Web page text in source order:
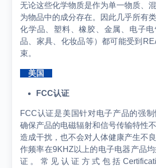
无论这些化学物质是作为单一物质、
为物品中的成分存在。因此几乎所有
化学品、塑料、橡胶、金属、电子
品、家具、化妆品等）都可能受到
束。
美国
FCC认证
FCC认证是美国针对电子产品的强
确保产品的电磁辐射和信号传输特性
造成干扰，也不会对人体健康产生不
作频率在9KHZ以上的电子电器产品
证。常见认证方式包括